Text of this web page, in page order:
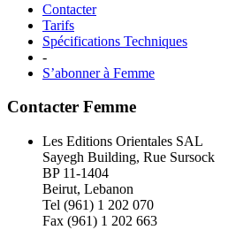
Contacter
Tarifs
Spécifications Techniques
-
S’abonner à Femme
Contacter Femme
Les Editions Orientales SAL
Sayegh Building, Rue Sursock
BP 11-1404
Beirut, Lebanon
Tel (961) 1 202 070
Fax (961) 1 202 663